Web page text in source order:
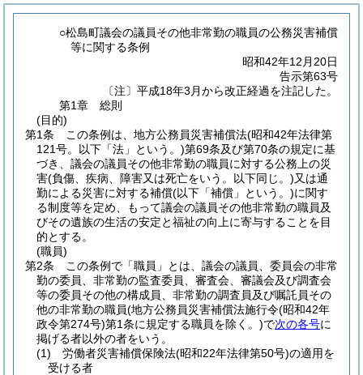
○松島町議会の議員その他非常勤の職員の公務災害補償
等に関する条例
昭和42年12月20日
告示第63号
〔注〕平成18年3月から改正経過を注記した。
第1章
総則
(目的)
第1条
この条例は、地方公務員災害補償法(昭和42年法律第
121号。以下「法」という。)第69条及び第70条の規定に基
づき、議会の議員その他非常勤の職員に対する公務上の災
害(負傷、疾病、障害又は死亡をいう。以下同じ。)又は通
勤による災害に対する補償(以下「補償」という。)に関す
る制度等を定め、もって議会の議員その他非常勤の職員及
びその遺族の生活の安定と福祉の向上に寄与することを目
的とする。
(職員)
第2条
この条例で「職員」とは、議会の議員、委員会の非常
勤の委員、非常勤の監査委員、審査会、審議会及び調査会
等の委員その他の構成員、非常勤の調査員及び嘱託員その
他の非常勤の職員(地方公務員災害補償法施行令(昭和42年
政令第274号)第1条に規定する職員を除く。)で次の各号に
掲げる者以外の者をいう。
(1)
労働者災害補償保険法(昭和22年法律第50号)の適用を
受ける者